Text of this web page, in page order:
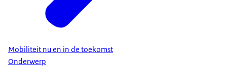
Mobiliteit nu en in de toekomst
Onderwerp